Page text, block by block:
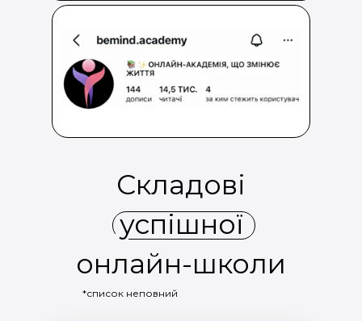
*список неповний
Складові
успішної
онлайн-школи